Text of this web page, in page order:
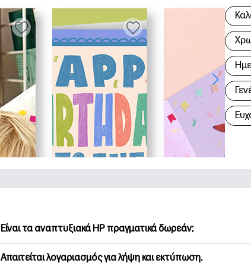
Είναι τα αναπτυξιακά HP πραγματικά δωρεάν;
Η HP Printables προσφέρει 2,500+ δωρεάν εκτυπώσιμα για
Απαιτείται λογαριασμός για λήψη και εκτύπωση.